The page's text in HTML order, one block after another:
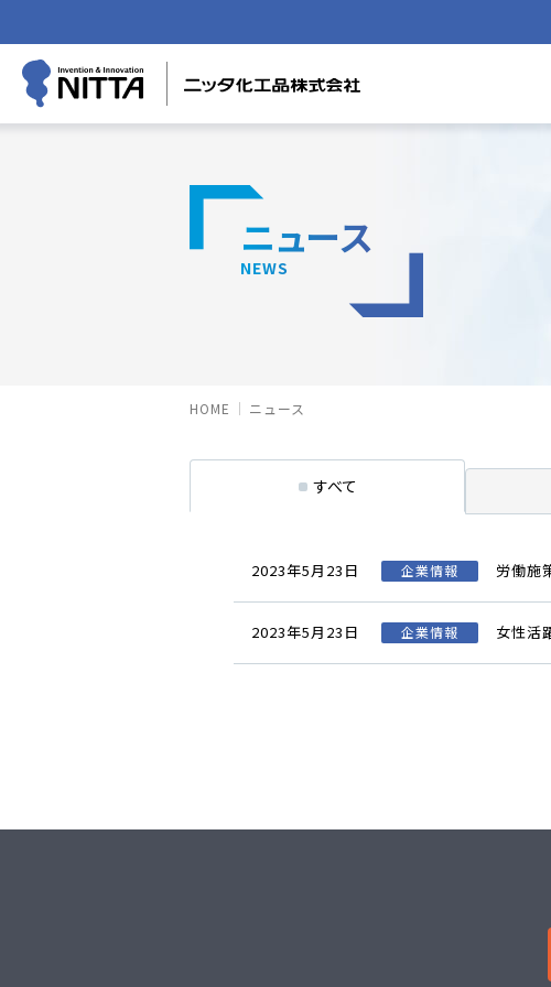
ニュース
NEWS
HOME ニュース
すべて
2023年5月23日 企業情報 労働施
2023年5月23日 企業情報 女性活